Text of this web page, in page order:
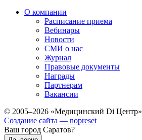
О компании
Расписание приема
Вебинары
Новости
СМИ о нас
Журнал
Правовые документы
Награды
Партнерам
Вакансии
© 2005–2026 «Медицинский Di Центр»
Создание сайта — nopreset
Ваш город Саратов?